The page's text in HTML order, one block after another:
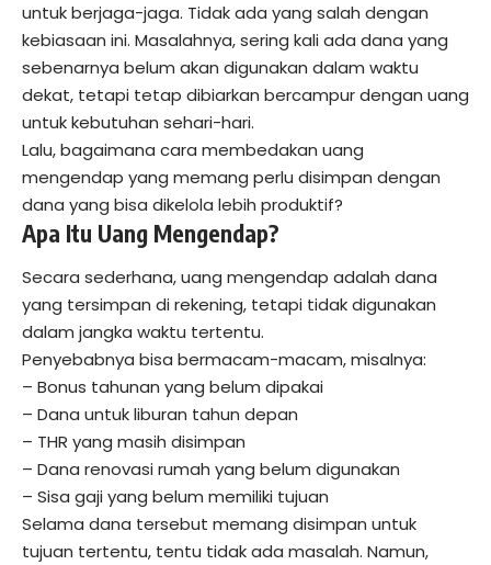
untuk berjaga-jaga. Tidak ada yang salah dengan
kebiasaan ini. Masalahnya, sering kali ada dana yang
sebenarnya belum akan digunakan dalam waktu
dekat, tetapi tetap dibiarkan bercampur dengan uang
untuk kebutuhan sehari-hari.
Lalu, bagaimana cara membedakan uang
mengendap yang memang perlu disimpan dengan
dana yang bisa dikelola lebih produktif?
Apa Itu Uang Mengendap?
Secara sederhana, uang mengendap adalah dana
yang tersimpan di rekening, tetapi tidak digunakan
dalam jangka waktu tertentu.
Penyebabnya bisa bermacam-macam, misalnya:
– Bonus tahunan yang belum dipakai
– Dana untuk liburan tahun depan
– THR yang masih disimpan
– Dana renovasi rumah yang belum digunakan
– Sisa gaji yang belum memiliki tujuan
Selama dana tersebut memang disimpan untuk
tujuan tertentu, tentu tidak ada masalah. Namun,